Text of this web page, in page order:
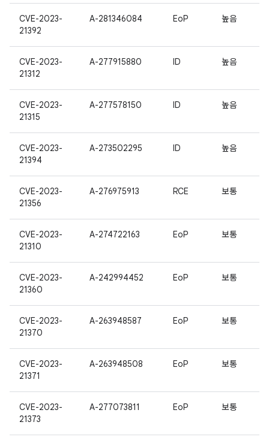
CVE-2023-
21392
A-281346084 EoP 높음
CVE-2023-
21312
A-277915880 ID 높음
CVE-2023-
21315
A-277578150 ID 높음
CVE-2023-
21394
A-273502295 ID 높음
CVE-2023-
21356
A-276975913 RCE 보통
CVE-2023-
21310
A-274722163 EoP 보통
CVE-2023-
21360
A-242994452 EoP 보통
CVE-2023-
21370
A-263948587 EoP 보통
CVE-2023-
21371
A-263948508 EoP 보통
CVE-2023-
21373
A-277073811 EoP 보통